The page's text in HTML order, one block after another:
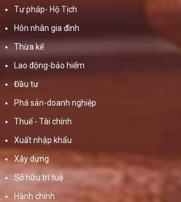
Tư pháp- Hộ Tịch
Hôn nhân gia đình
Thừa kế
Lao động-bảo hiểm
Đầu tư
Phá sản-doanh nghiệp
Thuế - Tài chính
Xuất nhập khẩu
Xây dựng
Sở hữu trí tuệ
Hành chính